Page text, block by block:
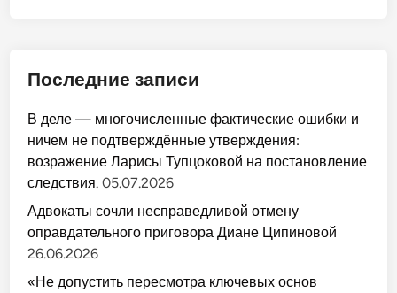
Последние записи
В деле — многочисленные фактические ошибки и
ничем не подтверждённые утверждения:
возражение Ларисы Тупцоковой на постановление
следствия. 05.07.2026
Адвокаты сочли несправедливой отмену
оправдательного приговора Диане Ципиновой
26.06.2026
«Не допустить пересмотра ключевых основ